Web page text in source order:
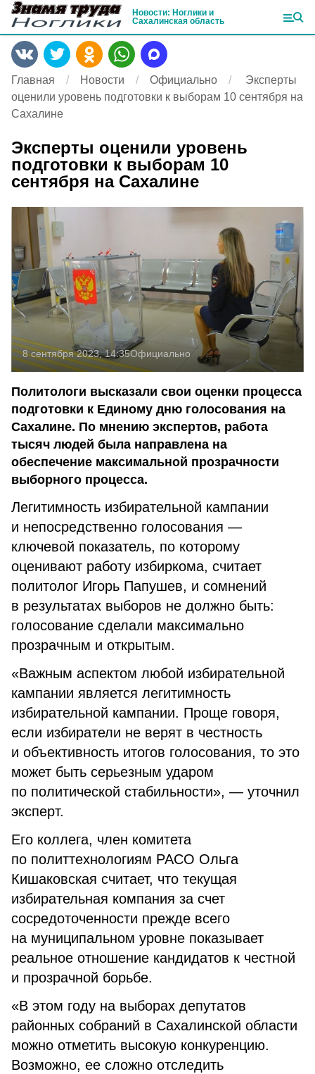
Новости: Ноглики и
Сахалинская область
Главная Новости Официально
Эксперты
оценили уровень подготовки к выборам 10 сентября на
Сахалине
Эксперты оценили уровень
подготовки к выборам 10
сентября на Сахалине
8 сентября 2023, 14:35Официально
Политологи высказали свои оценки процесса
подготовки к Единому дню голосования на
Сахалине. По мнению экспертов, работа
тысяч людей была направлена на
обеспечение максимальной прозрачности
выборного процесса.
Легитимность избирательной кампании
и непосредственно голосования —
ключевой показатель, по которому
оценивают работу избиркома, считает
политолог Игорь Папушев, и сомнений
в результатах выборов не должно быть:
голосование сделали максимально
прозрачным и открытым.
«Важным аспектом любой избирательной
кампании является легитимность
избирательной кампании. Проще говоря,
если избиратели не верят в честность
и объективность итогов голосования, то это
может быть серьезным ударом
по политической стабильности», — уточнил
эксперт.
Его коллега, член комитета
по политтехнологиям РАСО Ольга
Кишаковская считает, что текущая
избирательная компания за счет
сосредоточенности прежде всего
на муниципальном уровне показывает
реальное отношение кандидатов к честной
и прозрачной борьбе.
«В этом году на выборах депутатов
районных собраний в Сахалинской области
можно отметить высокую конкуренцию.
Возможно, ее сложно отследить